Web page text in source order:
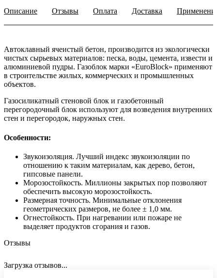
Описание Отзывы Оплата Доставка
Автоклавный ячеистый бетон, производится из экологически
чистых сырьевых материалов: песка, воды, цемента, извести и
алюминиевой пудры. Газоблок марки «EuroBlock» применяют
в строительстве жилых, коммерческих и промышленных
объектов.
Газосиликатный стеновой блок и газобетонный
перегородочный блок используют для возведения внутренних
стен и перегородок, наружных стен.
Особенности:
Звукоизоляция. Лучший индекс звукоизоляции по
отношению к таким материалам, как дерево, бетон,
гипсовые панели.
Морозостойкость. Миллионы закрытых пор позволяют
обеспечить высокую морозостойкость.
Размерная точность. Минимальные отклонения
геометрических размеров, не более ± 1,0 мм.
Огнестойкость. При нагревании или пожаре не
выделяет продуктов сгорания и газов.
Отзывы
Загрузка отзывов...